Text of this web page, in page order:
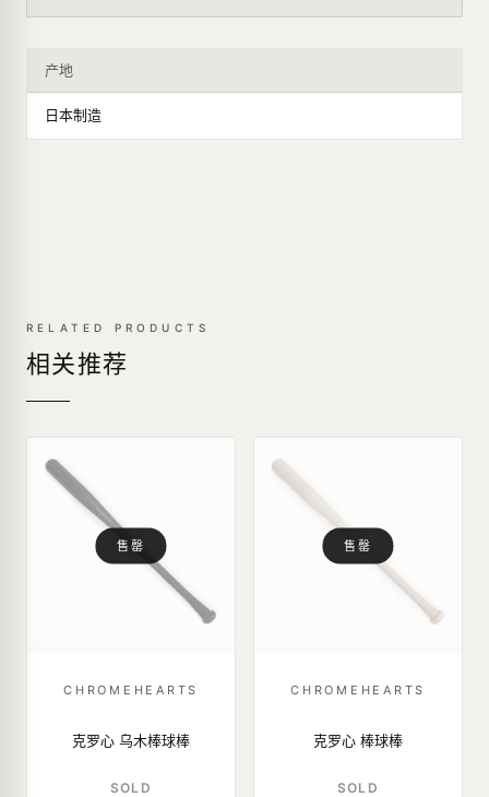
产地
日本制造
RELATED PRODUCTS
相关推荐
售罄
CHROMEHEARTS
克罗心 乌木棒球棒
SOLD
售罄
CHROMEHEARTS
克罗心 棒球棒
SOLD